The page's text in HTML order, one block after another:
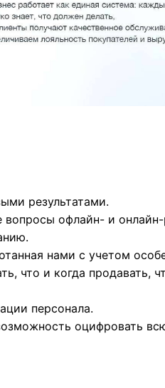
результатами.
офлайн- и
нами с учетом
что и когда продавать,
персонала.
оцифровать